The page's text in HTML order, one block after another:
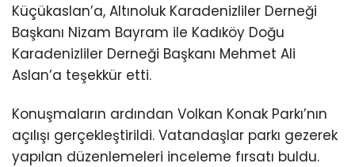
Küçükaslan’a, Altınoluk Karadenizliler Derneği
Başkanı Nizam Bayram ile Kadıköy Doğu
Karadenizliler Derneği Başkanı Mehmet Ali
Aslan’a teşekkür etti.
Konuşmaların ardından Volkan Konak Parkı’nın
açılışı gerçekleştirildi. Vatandaşlar parkı gezerek
yapılan düzenlemeleri inceleme fırsatı buldu.